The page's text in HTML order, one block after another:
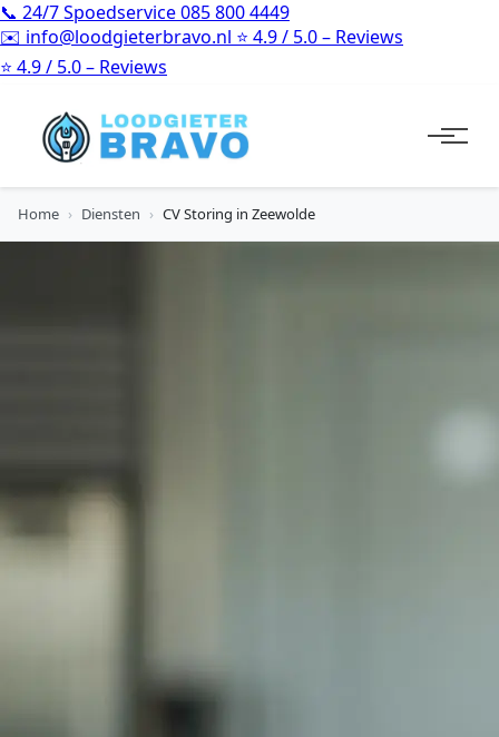
📞 24/7 Spoedservice085 800 4449
✉️ info@loodgieterbravo.nl ⭐ 4.9 / 5.0 – Reviews
⭐ 4.9 / 5.0 – Reviews
Home › Diensten › CV Storing in Zeewolde